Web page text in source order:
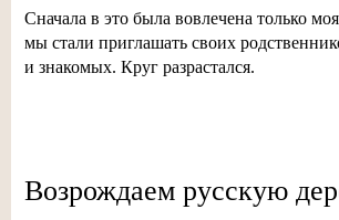
Сначала в это была вовлечена только
мы стали приглашать своих
и знакомых. Круг разрастался.
Возрождаем русскую